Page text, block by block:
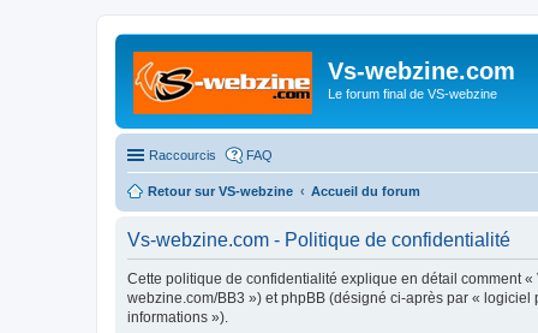
Vs-webzine.com
Le forum final de VS-webzine
Raccourcis FAQ
Retour sur VS-webzine Accueil du forum
Vs-webzine.com - Politique de confidentialité
Cette politique de confidentialité explique en détail comment
webzine.com/BB3 ») et phpBB (désigné ci-après par «
informations »).